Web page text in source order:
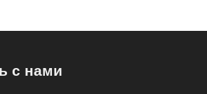
с нами